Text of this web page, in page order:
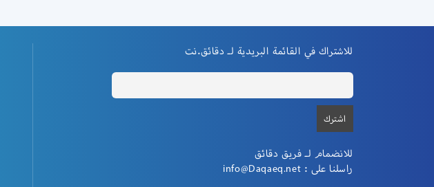
للاشتراك في القائمة البريدية لـ دقائق.نت
للانضمام لـ فريق دقائق
راسلنا على : info@Daqaeq.net